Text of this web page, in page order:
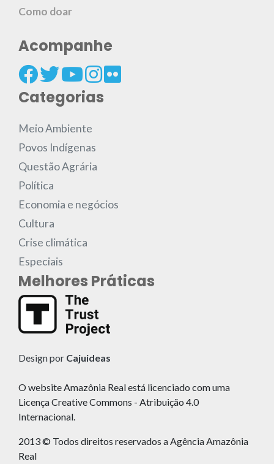
Como doar
Acompanhe
Categorias
Meio Ambiente
Povos Indígenas
Questão Agrária
Política
Economia e negócios
Cultura
Crise climática
Especiais
Melhores Práticas
Design por Cajuideas
O website Amazônia Real está licenciado com uma
Licença Creative Commons - Atribuição 4.0
Internacional.
2013 © Todos direitos reservados a Agência Amazônia
Real